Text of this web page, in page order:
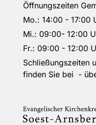
Öffnungszeiten
Mo.: 14:00 - 17:00
Mi.: 09:00- 12:00
Fr.: 09:00 - 12:00
Schließungszeiten
finden Sie bei -